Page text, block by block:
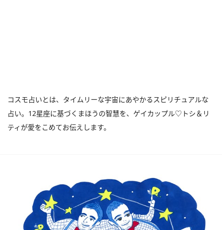
コスモ占いとは、タイムリーな宇宙にあやかるスピリチュアルな
占い。12星座に基づくまほうの智慧を、ゲイカップル♡トシ＆リ
ティが愛をこめてお伝えします。